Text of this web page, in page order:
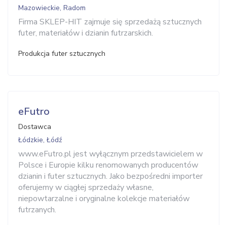
Mazowieckie, Radom
Firma SKLEP-HIT zajmuje się sprzedażą sztucznych
futer, materiałów i dzianin futrzarskich.
Produkcja futer sztucznych
eFutro
Dostawca
Łódzkie, Łódź
www.eFutro.pl jest wyłącznym przedstawicielem w
Polsce i Europie kilku renomowanych producentów
dzianin i futer sztucznych. Jako bezpośredni importer
oferujemy w ciągłej sprzedaży własne,
niepowtarzalne i oryginalne kolekcje materiałów
futrzanych.